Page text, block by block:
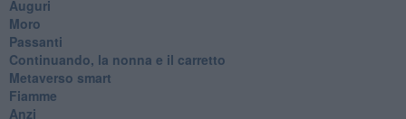
Auguri
Moro
Passanti
Continuando, la nonna e il carretto
Metaverso smart
Fiamme
Anzi